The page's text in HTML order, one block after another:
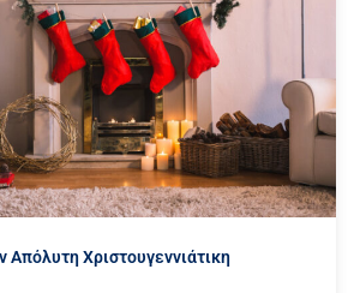
Απόλυτη Χριστουγεννιάτικη